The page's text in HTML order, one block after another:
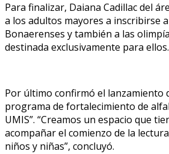
Para finalizar, Daiana Cadillac del
a los adultos mayores a inscribirse
Bonaerenses y también a las
destinada exclusivamente para ellos.
Por último confirmó el lanzamiento
programa de fortalecimiento de
UMIS”. “Creamos un espacio que
acompañar el comienzo de la
niños y niñas”, concluyó.